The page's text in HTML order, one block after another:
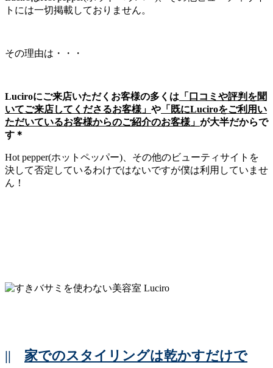
トには一切掲載しておりません。
その理由は・・・
Luciroにご来店いただくお客様の多くは 「口コミや評判を聞
いてご来店してくださるお客様」 や 「既にLuciroをご利用い
ただいているお客様からのご紹介のお客様」 が大半だからで
す＊
Hot pepper(ホットペッパー)、その他のビューティサイトを
決して否定しているわけではないですが僕は利用していませ
ん！
|| 家でのスタイリングは乾かすだけで